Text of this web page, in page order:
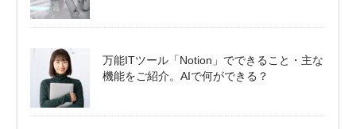
万能ITツール「Notion」でできること・主な
機能をご紹介。AIで何ができる？